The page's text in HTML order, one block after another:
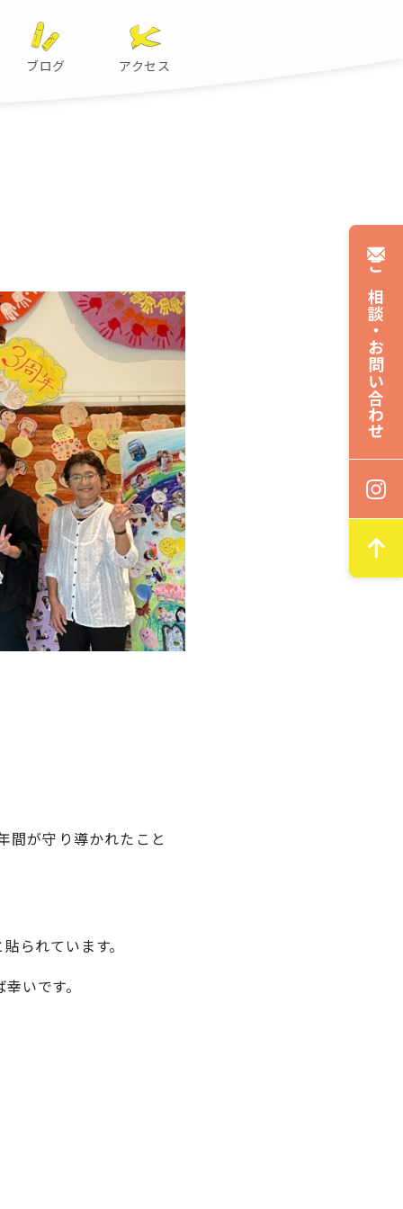
ブログ アクセス
ご相談・
お問い合わせ
間が守り導かれたこと
られています。
いです。